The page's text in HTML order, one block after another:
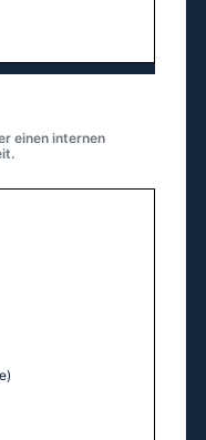
einen internen